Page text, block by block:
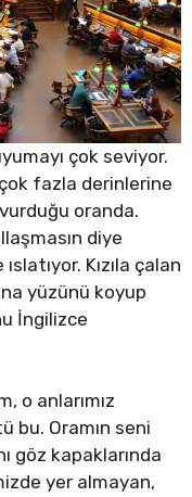
çok seviyor.
fazla derinlerine
vurduğu oranda.
diye
Kızıla çalan
yüzünü koyup
İngilizce
o anlarımız
bu. Oramın seni
göz kapaklarında
yer almayan,